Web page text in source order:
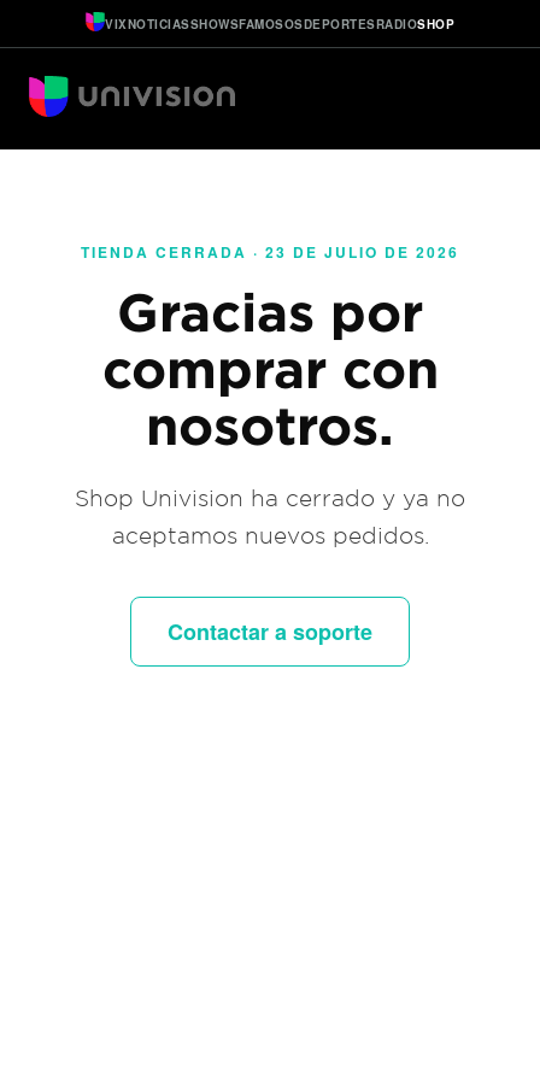
VIXNOTICIASSHOWSFAMOSOSDEPORTESRADIOSHOP
TIENDA CERRADA · 23 DE JULIO DE 2026
Gracias por
comprar con
nosotros.
Shop Univision ha cerrado y ya no
aceptamos nuevos pedidos.
Contactar a soporte